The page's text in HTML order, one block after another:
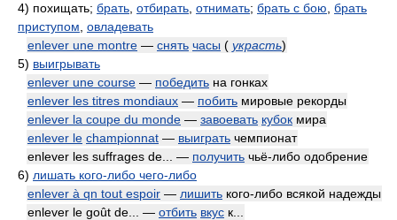
4) похищать; брать отбирать отнимать; брать с бою брать
приступом овладевать
enlever une montre — снять часы ( украсть)
5) выигрывать
enlever une course — победить на гонках
enlever les titres mondiaux — побить мировые рекорды
enlever la coupe du monde — завоевать кубок мира
enlever le championnat — выиграть чемпионат
enlever les suffrages de... — получить чьё-либо одобрение
6) лишать кого-либо чего-либо
enlever à qn tout espoir — лишить кого-либо всякой надежды
enlever le goût de... — отбить вкус к...